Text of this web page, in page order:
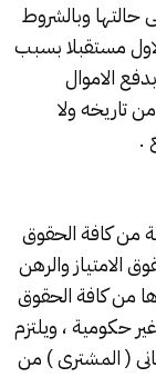
حالتها وبالشروط
مستقبلا بسبب
الاموال
تاريخه ولا
.
من كافة الحقوق
الامتياز والرهن
من كافة الحقوق
حكومية ، ويلتزم
( المشترى ) من